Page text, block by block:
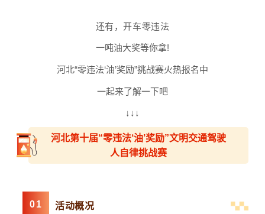
还有，开车零违法
一吨油大奖等你拿!
河北“零违法‘油’奖励”挑战赛火热报名中
一起来了解一下吧
↓↓↓
河北第十届“零违法‘油’奖励”文明交通驾驶
人自律挑战赛
01 活动概况